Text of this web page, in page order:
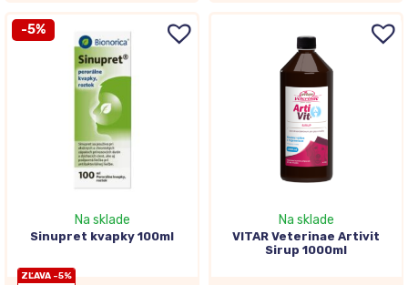
-5%
Na sklade
Sinupret kvapky 100ml
ZĽAVA -5%
Na sklade
VITAR Veterinae Artivit
Sirup 1000ml